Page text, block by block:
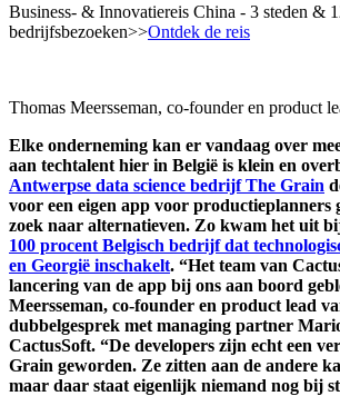
Business- & Innovatiereis China - 3 steden &
bedrijfsbezoeken>>Ontdek de reis
Thomas Meersseman, co-founder en product
Elke onderneming kan er vandaag over
aan techtalent hier in België is klein en
Antwerpse data science bedrijf The Grain
voor een eigen app voor productieplanners
zoek naar alternatieven. Zo kwam het uit
100 procent Belgisch bedrijf dat
en Georgië inschakelt. “Het team van
lancering van de app bij ons aan boord
Meersseman, co-founder en product lead
dubbelgesprek met managing partner
CactusSoft. “De developers zijn echt een
Grain geworden. Ze zitten aan de andere
maar daar staat eigenlijk niemand nog bij